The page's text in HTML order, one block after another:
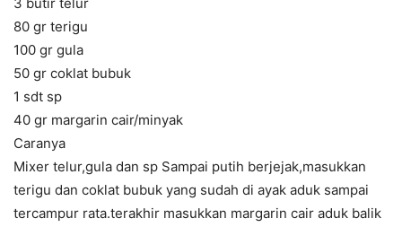
80 gr terigu
100 gr gula
50 gr coklat bubuk
1 sdt sp
40 gr margarin cair/minyak
Caranya
Mixer telur,gula dan sp Sampai putih berjejak,masukkan
terigu dan coklat bubuk yang sudah di ayak aduk sampai
tercampur rata.terakhir masukkan margarin cair aduk balik